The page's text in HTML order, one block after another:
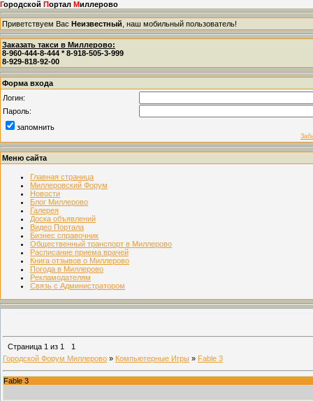
Городской Портал Миллерово
Приветствуем Вас Неизвестный , наш мобильный пользователь!
Заказать такси в Миллерово:
8-960-444-8-444 * 8-918-505-3-999
8-929-818-92-00
Форма входа
Логин:
Пароль:
запомнить
Меню сайта
Главная страница
Миллеровский Форум
Новости
Блог Миллерово
Галерея
Доска объявлений
Видео Портала
Бизнес справочник
Общественный транспорт в Миллерово
Расписание приема врачей
Книга отзывов о Миллерово
Погода в Миллерово
Рекламодателям
Связь с Администратором
Страница 1 из 1
1
Городской Форум Миллерово » Компьютерные Игры » Fable 3
Fable 3